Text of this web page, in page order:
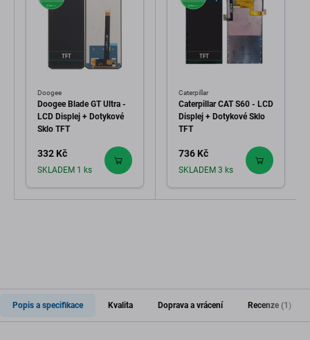
Doogee
Doogee Blade GT Ultra -
LCD Displej + Dotykové
Sklo TFT
332 Kč
SKLADEM 1 ks
Caterpillar
Caterpillar CAT S60 - LCD
Displej + Dotykové Sklo
TFT
736 Kč
SKLADEM 3 ks
Popis a specifikace Kvalita Doprava a vrácení Recenze (1)